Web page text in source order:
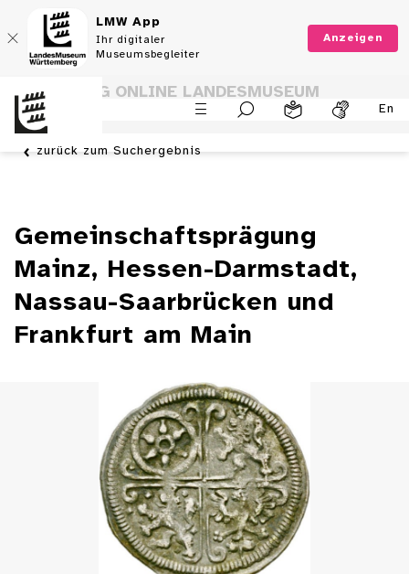
LMW App
Ihr digitaler
Museumsbegleiter
Anzeigen
En
SAMMLUNG ONLINE LANDESMUSEUM
WÜRTTEMBERG
zurück zum Suchergebnis
Gemeinschaftsprägung
Mainz, Hessen-Darmstadt,
Nassau-Saarbrücken und
Frankfurt am Main